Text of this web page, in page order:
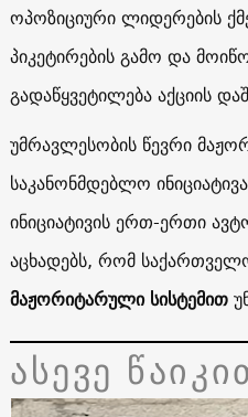
ოპოზიციური ლიდერების
პიკეტირების გამო და
გადაწყვეტილება აქციის
უმრავლესობის წევრი
საკანონმდებლო
ინიციატივის ერთ-ერთი
აცხადებს, რომ
მაჟორიტარული სისტემით
ასევე